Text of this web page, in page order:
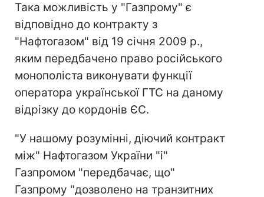
Така можливість у "Газпрому" є
відповідно до контракту з
"Нафтогазом" від 19 січня 2009 р.,
яким передбачено право російського
монополіста виконувати функції
оператора української ГТС на даному
відрізку до кордонів ЄС.
"У нашому розумінні, діючий контракт
між" Нафтогазом України "і"
Газпромом "передбачає, що"
Газпрому "дозволено на транзитних